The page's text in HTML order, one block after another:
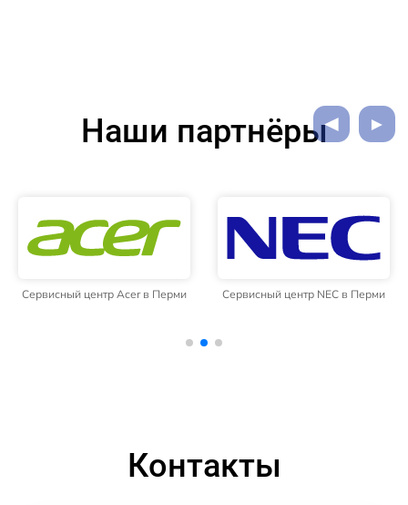
Наши партнёры
Сервисный центр Acer в Перми Сервисный центр NEC в Перми
Контакты